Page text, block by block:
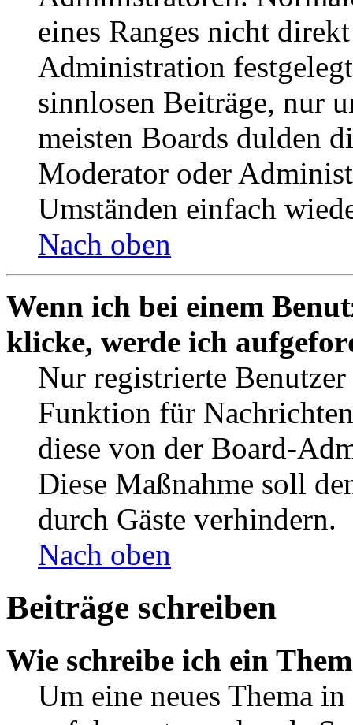
eines Ranges nicht
Administration
sinnlosen Beiträge, nur
meisten Boards dulden
Moderator oder
Umständen einfach
Nach oben
Wenn ich bei einem
klicke, werde ich
Nur registrierte
Funktion für
diese von der Board-
Diese Maßnahme soll
durch Gäste verhindern.
Nach oben
Beiträge schreiben
Wie schreibe ich ein
Um eine neues Thema